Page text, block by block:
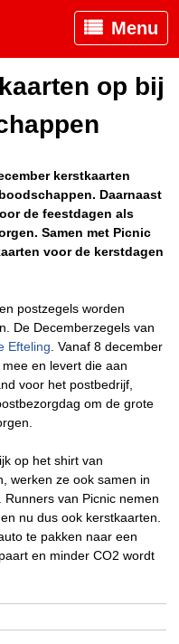
Menu
op bij
kerstkaarten
Daarnaast
de feestdagen als
Samen met Picnic
voor de kerstdagen
postzegels worden
De Decemberzegels van
Efteling . Vanaf 8 december
en levert die aan
voor het postbedrijf,
om de grote
op het shirt van
werken ze ook samen in
van Picnic nemen
nu dus ook kerstkaarten.
te pakken naar een
en minder CO2 wordt